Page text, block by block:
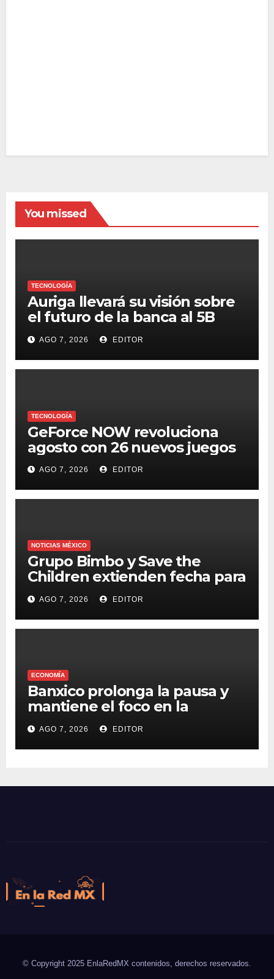
You missed
TECNOLOGÍA
Auriga llevará su visión sobre
el futuro de la banca al 5B
Digital Summit 2026
AGO 7, 2026 EDITOR
TECNOLOGÍA
GeForce NOW revoluciona
agosto con 26 nuevos juegos
AGO 7, 2026 EDITOR
NOTICIAS MÉXICO
Grupo Bimbo y Save the
Children extienden fecha para
apoyar a damnificados de
Venezuela
AGO 7, 2026 EDITOR
ECONOMÍA
Banxico prolonga la pausa y
mantiene el foco en la
inflación
AGO 7, 2026 EDITOR
© Copyright 2025 EnlaRedMX contenidos, derechos reservados.